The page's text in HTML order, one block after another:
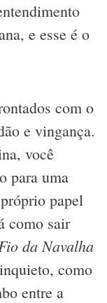
e esse é o
com o
e vingança.
você
para uma
papel
como sair
da Navalha
como
entre a